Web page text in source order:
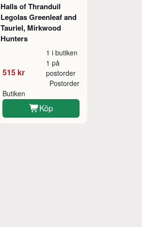
Halls of Thranduil
Legolas Greenleaf and
Tauriel, Mirkwood
Hunters
515 kr
1 i butiken
1 på
postorder
Butiken
Postorder
Köp